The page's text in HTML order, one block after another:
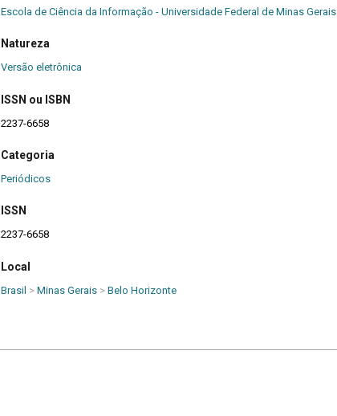
Escola de Ciência da Informação - Universidade Federal de Minas Gerais
Natureza
Versão eletrônica
ISSN ou ISBN
2237-6658
Categoria
Periódicos
ISSN
2237-6658
Local
Brasil > Minas Gerais > Belo Horizonte